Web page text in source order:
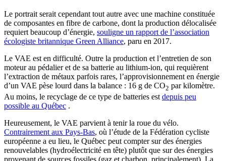
Le portrait serait cependant tout autre avec une machine constituée
de composantes en fibre de carbone, dont la production délocalisée
requiert beaucoup d’énergie, souligne un rapport de l’association
écologiste britannique Green Alliance, paru en 2017.
Le VAE est en difficulté. Outre la production et l’entretien de son
moteur au pédalier et de sa batterie au lithium-ion, qui requièrent
l’extraction de métaux parfois rares, l’approvisionnement en énergie
d’un VAE pèse lourd dans la balance : 16 g de CO2 par kilomètre.
Au moins, le recyclage de ce type de batteries estdepuis peu
possible au Québec .
Heureusement, le VAE parvient à tenir la roue du vélo.
Contrairement aux Pays-Bas, où l’étude de la Fédération cycliste
européenne a eu lieu, le Québec peut compter sur des énergies
renouvelables (hydroélectricité en tête) plutôt que sur des énergies